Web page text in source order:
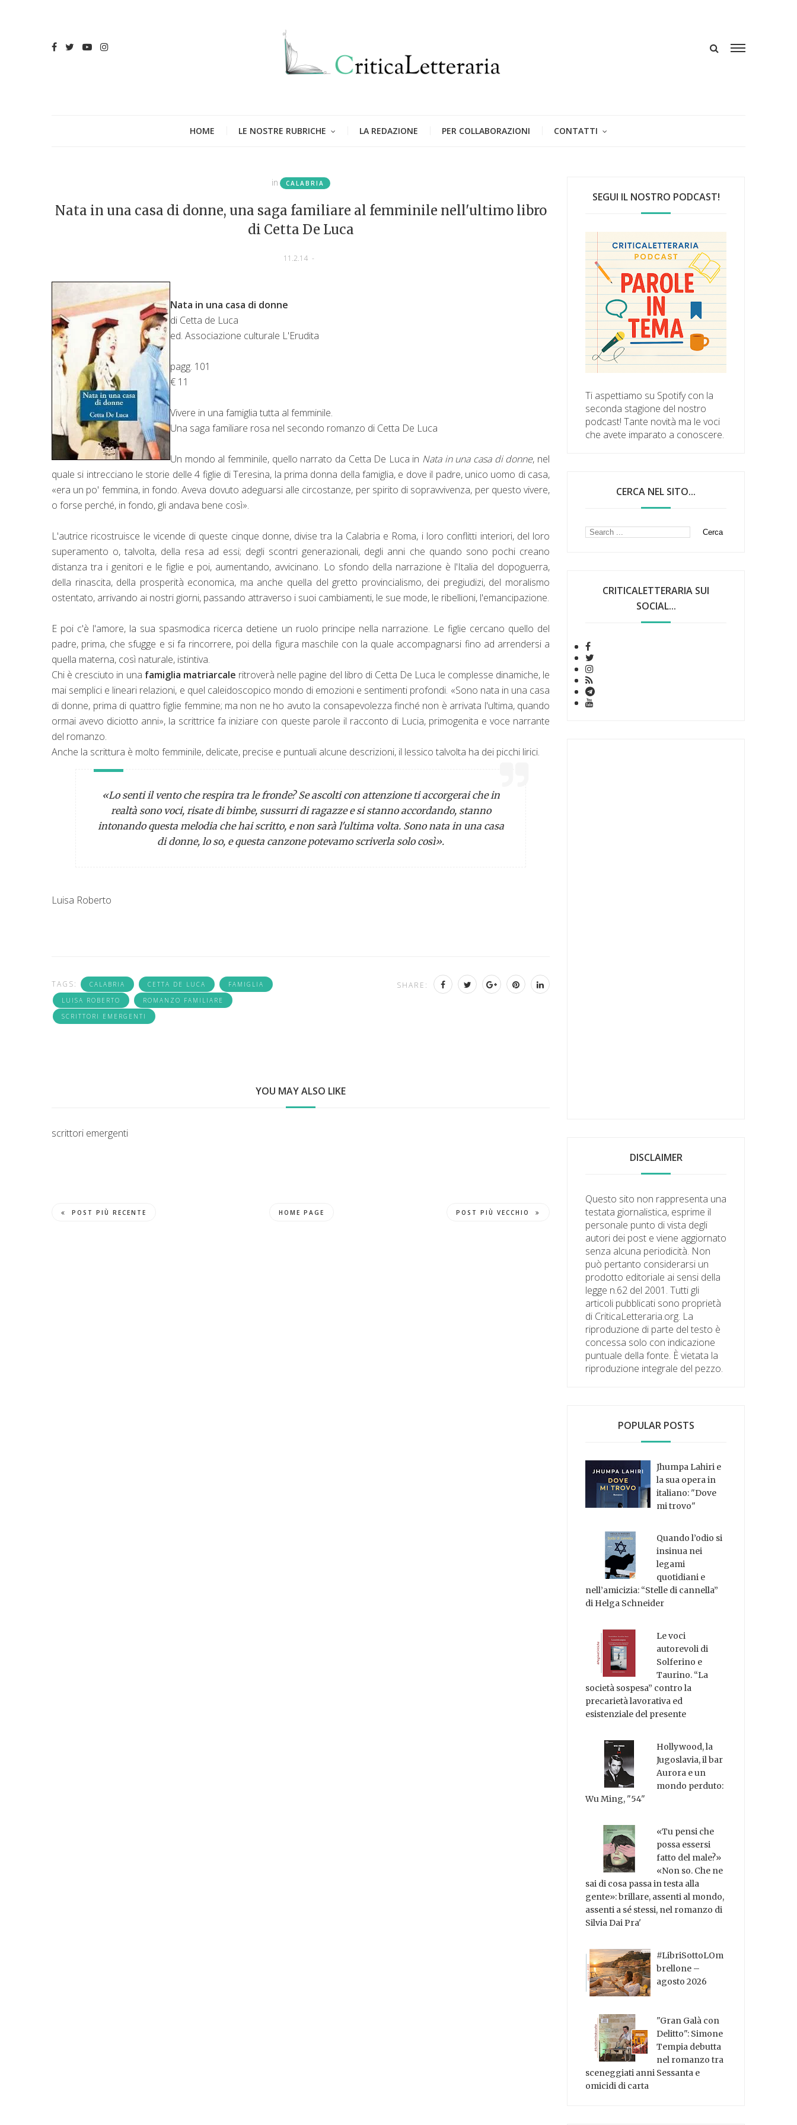
HOME LE NOSTRE RUBRICHE LA REDAZIONE PER COLLABORAZIONI CONTATTI
in CALABRIA
Nata in una casa di donne, una saga familiare al femminile nell'ultimo libro
di Cetta De Luca
11.2.14 -
Nata in una casa di donne
di Cetta de Luca
ed. Associazione culturale L'Erudita
pagg. 101
€ 11
Vivere in una famiglia tutta al femminile.
Una saga familiare rosa nel secondo romanzo di Cetta De Luca
Un mondo al femminile, quello narrato da Cetta De Luca in Nata in una casa di donne, nel
quale si intrecciano le storie delle 4 figlie di Teresina, la prima donna della famiglia, e dove il padre, unico uomo di casa,
«era un po' femmina, in fondo. Aveva dovuto adeguarsi alle circostanze, per spirito di sopravvivenza, per questo vivere,
o forse perché, in fondo, gli andava bene così».
L'autrice ricostruisce le vicende di queste cinque donne, divise tra la Calabria e Roma, i loro conflitti interiori, del loro
superamento o, talvolta, della resa ad essi; degli scontri generazionali, degli anni che quando sono pochi creano
distanza tra i genitori e le figlie e poi, aumentando, avvicinano. Lo sfondo della narrazione è l'Italia del dopoguerra,
della rinascita, della prosperità economica, ma anche quella del gretto provincialismo, dei pregiudizi, del moralismo
ostentato, arrivando ai nostri giorni, passando attraverso i suoi cambiamenti, le sue mode, le ribellioni, l'emancipazione.
E poi c'è l'amore, la sua spasmodica ricerca detiene un ruolo principe nella narrazione. Le figlie cercano quello del
padre, prima, che sfugge e si fa rincorrere, poi della figura maschile con la quale accompagnarsi fino ad arrendersi a
quella materna, così naturale, istintiva.
Chi è cresciuto in una famiglia matriarcale ritroverà nelle pagine del libro di Cetta De Luca le complesse dinamiche, le
mai semplici e lineari relazioni, e quel caleidoscopico mondo di emozioni e sentimenti profondi. «Sono nata in una casa
di donne, prima di quattro figlie femmine; ma non ne ho avuto la consapevolezza finché non è arrivata l'ultima, quando
ormai avevo diciotto anni», la scrittrice fa iniziare con queste parole il racconto di Lucia, primogenita e voce narrante
del romanzo.
Anche la scrittura è molto femminile, delicate, precise e puntuali alcune descrizioni, il lessico talvolta ha dei picchi lirici.
«Lo senti il vento che respira tra le fronde? Se ascolti con attenzione ti accorgerai che in
realtà sono voci, risate di bimbe, sussurri di ragazze e si stanno accordando, stanno
intonando questa melodia che hai scritto, e non sarà l'ultima volta. Sono nata in una casa
di donne, lo so, e questa canzone potevamo scriverla solo così».
Luisa Roberto
TAGS: CALABRIA CETTA DE LUCA
FAMIGLIA
LUISA ROBERTO
ROMANZO FAMILIARE
SCRITTORI EMERGENTI
SHARE:
YOU MAY ALSO LIKE
scrittori emergenti
POST PIÙ RECENTE HOME PAGE POST PIÙ VECCHIO
SEGUI IL NOSTRO PODCAST!
Ti aspettiamo su Spotify con la
seconda stagione del nostro
podcast! Tante novità ma le voci
che avete imparato a conoscere.
CERCA NEL SITO...
CRITICALETTERARIA SUI
SOCIAL...
DISCLAIMER
Questo sito non rappresenta una
testata giornalistica, esprime il
personale punto di vista degli
autori dei post e viene aggiornato
senza alcuna periodicità. Non
può pertanto considerarsi un
prodotto editoriale ai sensi della
legge n.62 del 2001. Tutti gli
articoli pubblicati sono proprietà
di CriticaLetteraria.org. La
riproduzione di parte del testo è
concessa solo con indicazione
puntuale della fonte. È vietata la
riproduzione integrale del pezzo.
POPULAR POSTS
Jhumpa Lahiri e
la sua opera in
italiano: "Dove
mi trovo"
Quando l’odio si
insinua nei
legami
quotidiani e
nell’amicizia: “Stelle di cannella”
di Helga Schneider
Le voci
autorevoli di
Solferino e
Taurino. “La
società sospesa” contro la
precarietà lavorativa ed
esistenziale del presente
Hollywood, la
Jugoslavia, il bar
Aurora e un
mondo perduto:
Wu Ming, "54"
«Tu pensi che
possa essersi
fatto del male?»
«Non so. Che ne
sai di cosa passa in testa alla
gente»: brillare, assenti al mondo,
assenti a sé stessi, nel romanzo di
Silvia Dai Pra'
#LibriSottoLOm
brellone –
agosto 2026
"Gran Galà con
Delitto": Simone
Tempia debutta
nel romanzo tra
sceneggiati anni Sessanta e
omicidi di carta